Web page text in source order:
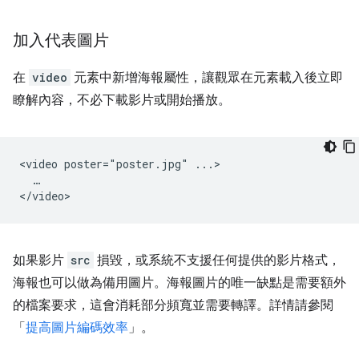
加入代表圖片
在 video 元素中新增海報屬性，讓觀眾在元素載入後立即
瞭解內容，不必下載影片或開始播放。
<video poster="poster.jpg" ...>
  …
如果影片 src 損毀，或系統不支援任何提供的影片格式，
海報也可以做為備用圖片。海報圖片的唯一缺點是需要額外
的檔案要求，這會消耗部分頻寬並需要轉譯。詳情請參閱
「提高圖片編碼效率 」。